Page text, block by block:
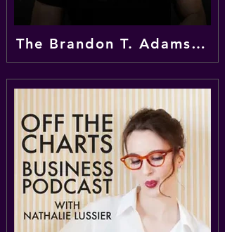
The Brandon T. Adams